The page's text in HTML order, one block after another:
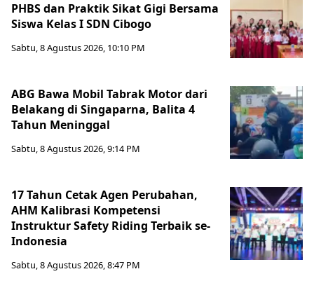
PHBS dan Praktik Sikat Gigi Bersama
Siswa Kelas I SDN Cibogo
Sabtu, 8 Agustus 2026, 10:10 PM
ABG Bawa Mobil Tabrak Motor dari
Belakang di Singaparna, Balita 4
Tahun Meninggal
Sabtu, 8 Agustus 2026, 9:14 PM
17 Tahun Cetak Agen Perubahan,
AHM Kalibrasi Kompetensi
Instruktur Safety Riding Terbaik se-
Indonesia
Sabtu, 8 Agustus 2026, 8:47 PM